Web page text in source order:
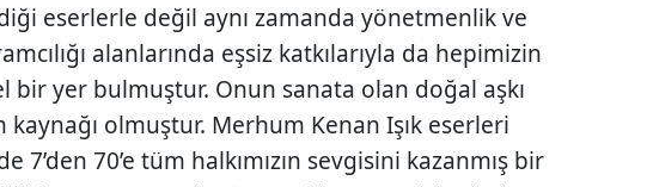
eserlerle değil aynı zamanda yönetmenlik ve
alanlarında eşsiz katkılarıyla da hepimizin
bir yer bulmuştur. Onun sanata olan doğal aşkı
olmuştur. Merhum Kenan Işık eserleri
7’den 70’e tüm halkımızın sevgisini kazanmış bir